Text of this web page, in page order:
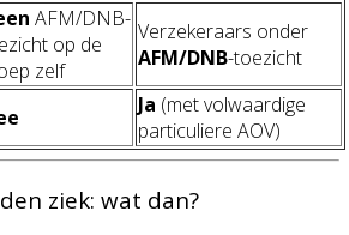
AFM/DNB-
op de
zelf
Verzekeraars onder
AFM/DNB-toezicht
Ja (met volwaardige
particuliere AOV)
ziek: wat dan?